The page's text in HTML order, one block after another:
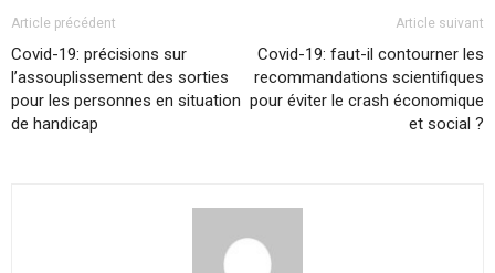
Article précédent
Covid-19: précisions sur
l’assouplissement des sorties
pour les personnes en situation
de handicap
Article suivant
Covid-19: faut-il contourner les
recommandations scientifiques
pour éviter le crash économique
et social ?